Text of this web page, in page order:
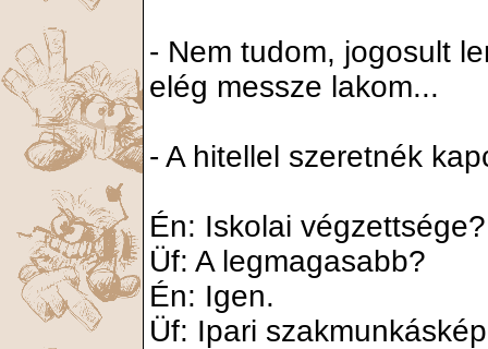
- Nem tudom, jogosult
elég messze lakom...
- A hitellel szeretnék
Én: Iskolai végzettsége?
Üf: A legmagasabb?
Én: Igen.
Üf: Ipari